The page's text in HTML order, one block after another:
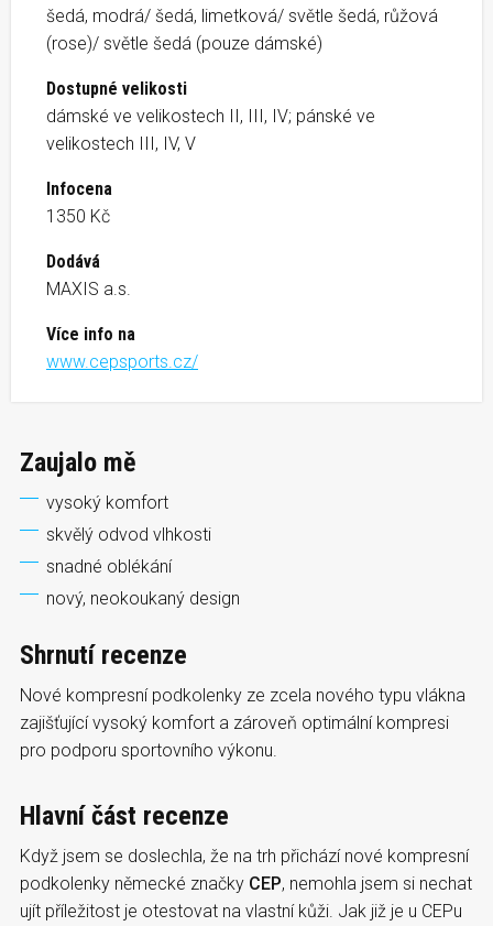
šedá, modrá/ šedá, limetková/ světle šedá, růžová
(rose)/ světle šedá (pouze dámské)
Dostupné velikosti
dámské ve velikostech II, III, IV; pánské ve
velikostech III, IV, V
Infocena
1350 Kč
Dodává
MAXIS a.s.
Více info na
www.cepsports.cz/
Zaujalo mě
vysoký komfort
skvělý odvod vlhkosti
snadné oblékání
nový, neokoukaný design
Shrnutí recenze
Nové kompresní podkolenky ze zcela nového typu vlákna
zajišťující vysoký komfort a zároveň optimální kompresi
pro podporu sportovního výkonu.
Hlavní část recenze
Když jsem se doslechla, že na trh přichází nové kompresní
podkolenky německé značky CEP, nemohla jsem si nechat
ujít příležitost je otestovat na vlastní kůži. Jak již je u CEPu